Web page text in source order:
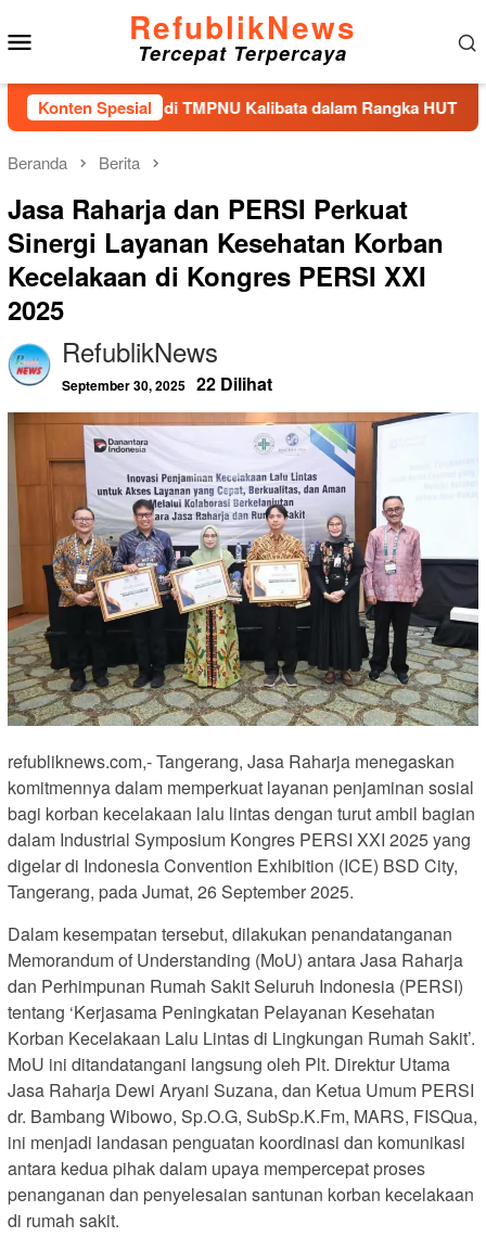
ke
konten
RefublikNews
Tercepat Terpercaya
Konten Spesial
Bunga di TMPNU Kalibata dalam Rangka HUT Ke-40 PPAL
Beranda Berita
Jasa Raharja dan PERSI Perkuat
Sinergi Layanan Kesehatan Korban
Kecelakaan di Kongres PERSI XXI
2025
RefublikNews
September 30, 2025 22 Dilihat
refubliknews.com,- Tangerang, Jasa Raharja menegaskan
komitmennya dalam memperkuat layanan penjaminan sosial
bagi korban kecelakaan lalu lintas dengan turut ambil bagian
dalam Industrial Symposium Kongres PERSI XXI 2025 yang
digelar di Indonesia Convention Exhibition (ICE) BSD City,
Tangerang, pada Jumat, 26 September 2025.
Dalam kesempatan tersebut, dilakukan penandatanganan
Memorandum of Understanding (MoU) antara Jasa Raharja
dan Perhimpunan Rumah Sakit Seluruh Indonesia (PERSI)
tentang ‘Kerjasama Peningkatan Pelayanan Kesehatan
Korban Kecelakaan Lalu Lintas di Lingkungan Rumah Sakit’.
MoU ini ditandatangani langsung oleh Plt. Direktur Utama
Jasa Raharja Dewi Aryani Suzana, dan Ketua Umum PERSI
dr. Bambang Wibowo, Sp.O.G, SubSp.K.Fm, MARS, FISQua,
ini menjadi landasan penguatan koordinasi dan komunikasi
antara kedua pihak dalam upaya mempercepat proses
penanganan dan penyelesaian santunan korban kecelakaan
di rumah sakit.